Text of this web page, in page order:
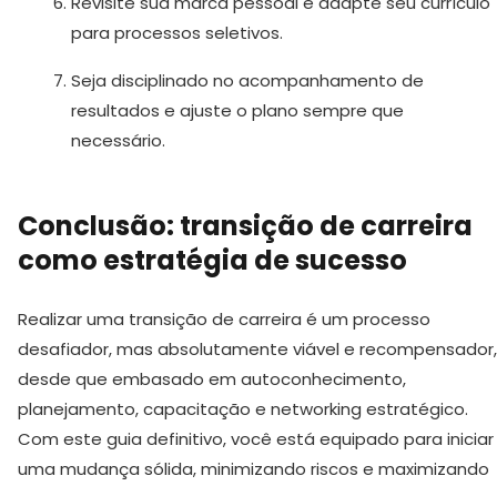
para processos seletivos.
Seja disciplinado no acompanhamento de
resultados e ajuste o plano sempre que
necessário.
Conclusão: transição de carreira
como estratégia de sucesso
Realizar uma transição de carreira é um processo
desafiador, mas absolutamente viável e recompensador,
desde que embasado em autoconhecimento,
planejamento, capacitação e networking estratégico.
Com este guia definitivo, você está equipado para iniciar
uma mudança sólida, minimizando riscos e maximizando